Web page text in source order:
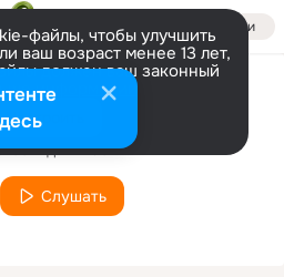
Войти
файлы, чтобы улучшить
ваш возраст менее 13 лет,
должен ваш законный
информации
Настроить
Узелочек
Леонид Минаев
Слушать